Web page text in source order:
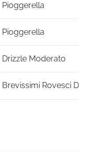
Pioggerella
Pioggerella
Drizzle Moderato
Brevissimi Rovesci Di